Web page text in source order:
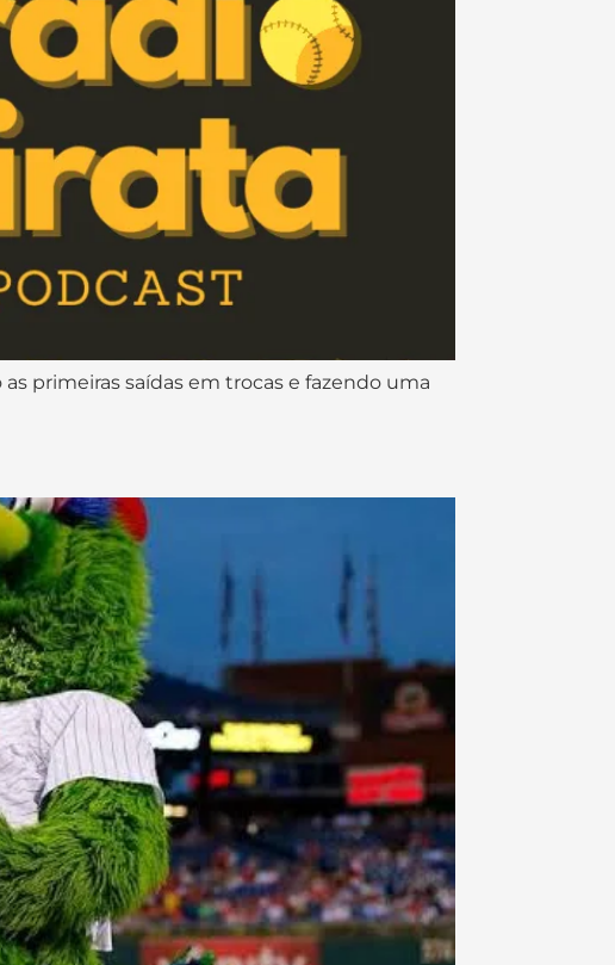
primeiras saídas em trocas e fazendo uma